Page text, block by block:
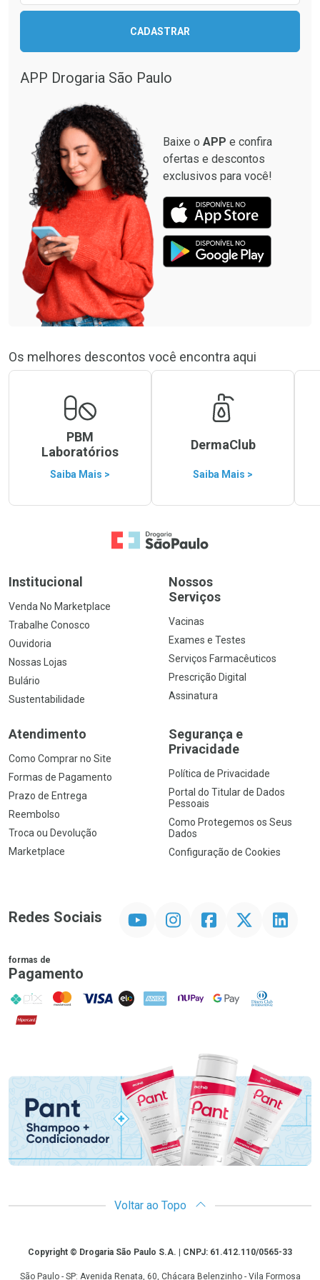
CADASTRAR
APP Drogaria São Paulo
Baixe o APP e confira
ofertas e descontos
exclusivos para você!
Os melhores descontos você encontra aqui
PBM
Laboratórios
Saiba Mais >
DermaClub
Saiba Mais >
Ir para a Home
Institucional
Venda No Marketplace
Trabalhe Conosco
Ouvidoria
Nossas Lojas
Bulário
Sustentabilidade
Nossos
Serviços
Vacinas
Exames e Testes
Serviços Farmacêuticos
Prescrição Digital
Assinatura
Atendimento
Como Comprar no Site
Formas de Pagamento
Prazo de Entrega
Reembolso
Troca ou Devolução
Marketplace
Segurança e
Privacidade
Política de Privacidade
Portal do Titular de Dados
Pessoais
Como Protegemos os Seus
Dados
Configuração de Cookies
Redes Sociais InstagramFacebookTwitter Linkedin
formas de
Pagamento
PIX MasterCard
VISA ELO AMEX NuPay Google PayDiners Club
Hipercard
Promoção em Destaque
Voltar ao Topo
CopyrightCopyright © Drogaria São Paulo S.A. | CNPJ: 61.412.110/0565-33
São Paulo - SP: Avenida Renata, 60, Chácara Belenzinho - Vila Formosa